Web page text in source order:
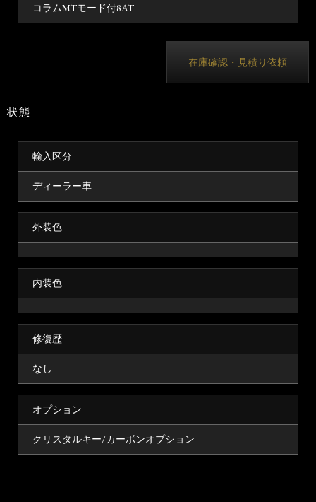
コラムMTモード付8AT
在庫確認・見積り依頼
状態
輸入区分
ディーラー車
外装色
内装色
修復歴
なし
オプション
クリスタルキー/カーボンオプション